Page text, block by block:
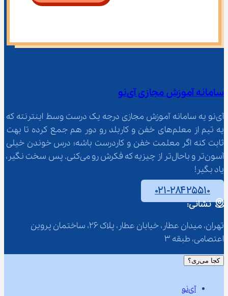
سامانه آموزش مجازی آی‌نو
آی‌نو یه سامانه آموزش مجازی درجه یک درست وسط اینترنته که
یه تیم از معلم‌‌های خفن و کاربلد رو دور هم جمع کرده تا بهت
ثابت کنه اگر معلمت خفن و کاردرست باشه؛ درس خوندن خیلی
آسون‌تر و باحال‌تر از چیزیه که فکرش رو می‌کنی. پس سخت نگیر،
یاد بگیر!
۰۲۱-۲۸۴۲۵۵۱۰
نشانی:
تهران، میدان عطار، خیابان عطار، پلاک 26، ساختمان پروین
اعتصامی، طبقه 3
کجا می‌ری؟
آی‌نو